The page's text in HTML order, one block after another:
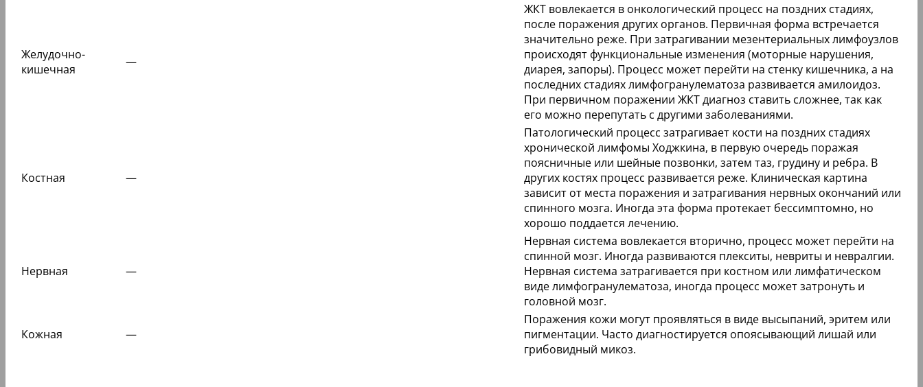
Желудочно-
кишечная
—
ЖКТ вовлекается в онкологический процесс на поздних стадиях,
после поражения других органов. Первичная форма встречается
значительно реже. При затрагивании мезентериальных лимфоузлов
происходят функциональные изменения (моторные нарушения,
диарея, запоры). Процесс может перейти на стенку кишечника, а на
последних стадиях лимфогранулематоза развивается амилоидоз.
При первичном поражении ЖКТ диагноз ставить сложнее, так как
его можно перепутать с другими заболеваниями.
Костная —
Патологический процесс затрагивает кости на поздних стадиях
хронической лимфомы Ходжкина, в первую очередь поражая
поясничные или шейные позвонки, затем таз, грудину и ребра. В
других костях процесс развивается реже. Клиническая картина
зависит от места поражения и затрагивания нервных окончаний или
спинного мозга. Иногда эта форма протекает бессимптомно, но
хорошо поддается лечению.
Нервная —
Нервная система вовлекается вторично, процесс может перейти на
спинной мозг. Иногда развиваются плекситы, невриты и невралгии.
Нервная система затрагивается при костном или лимфатическом
виде лимфогранулематоза, иногда процесс может затронуть и
головной мозг.
Кожная —
Поражения кожи могут проявляться в виде высыпаний, эритем или
пигментации. Часто диагностируется опоясывающий лишай или
грибовидный микоз.